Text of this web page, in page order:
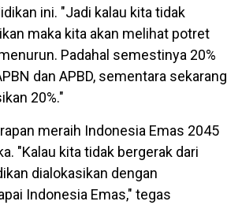
ini. "Jadi kalau kita tidak
maka kita akan melihat potret
Padahal semestinya 20%
dan APBD, sementara sekarang
20%."
meraih Indonesia Emas 2045
"Kalau kita tidak bergerak dari
dialokasikan dengan
Indonesia Emas," tegas